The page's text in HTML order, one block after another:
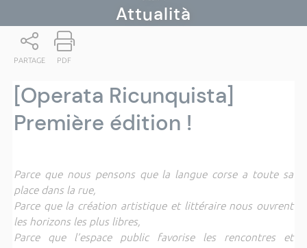
Attualità
PARTAGE PDF
[Operata Ricunquista]
Première édition !
Parce que nous pensons que la langue corse a toute sa
place dans la rue,
Parce que la création artistique et littéraire nous ouvrent
les horizons les plus libres,
Parce que l’espace public favorise les rencontres et